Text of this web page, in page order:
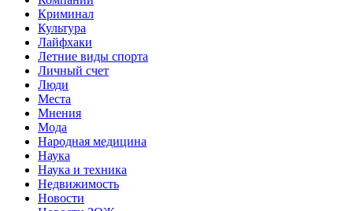
Криминал
Культура
Лайфхаки
Летние виды спорта
Личный счет
Люди
Места
Мнения
Мода
Народная медицина
Наука
Наука и техника
Недвижимость
Новости